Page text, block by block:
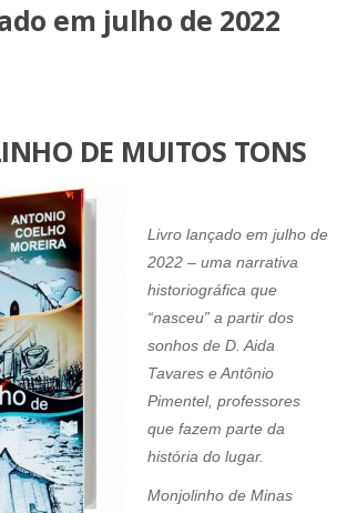
em julho de 2022
DE MUITOS TONS
Livro lançado em julho de
2022 – uma narrativa
historiográfica que
“nasceu” a partir dos
sonhos de D. Aida
Tavares e Antônio
Pimentel, professores
que fazem parte da
história do lugar.
Monjolinho de Minas